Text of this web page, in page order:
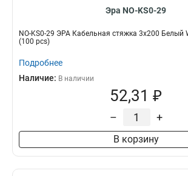
Эра NO-KS0-29
NO-KS0-29 ЭРА Кабельная стяжка 3x200 Белый
(100 pcs)
Подробнее
Наличие: В наличии
52,31 ₽
– +
В корзину